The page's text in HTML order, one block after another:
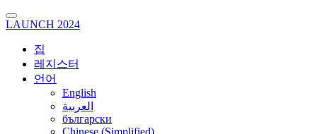
LAUNCH 2024
집
레지스터
언어
English
العربية
български
Chinese (Simplified)